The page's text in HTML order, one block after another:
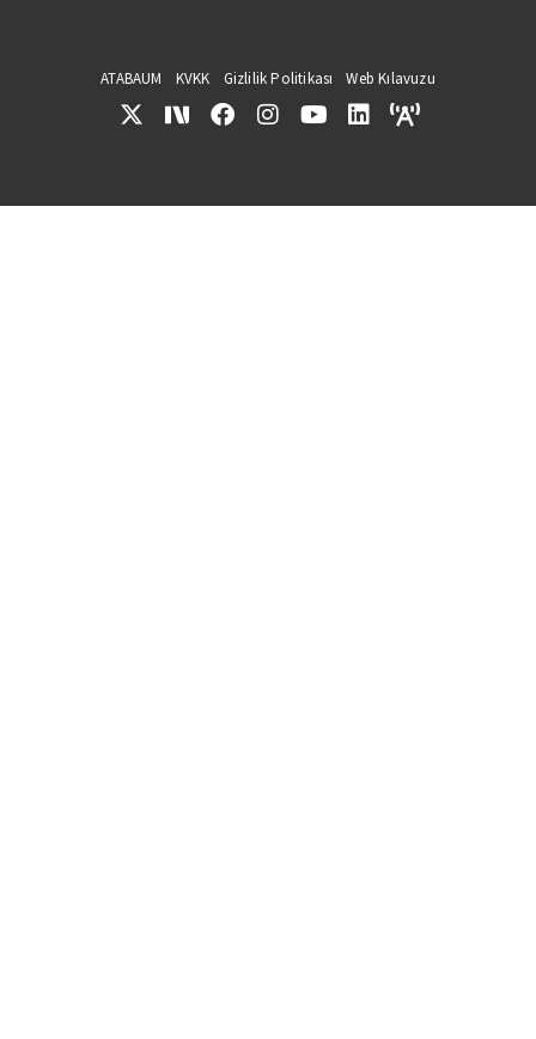
ATABAUM KVKK Gizlilik Politikası Web Kılavuzu